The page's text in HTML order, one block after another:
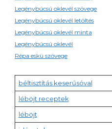
Legénybúcsú oklevél szövege
Legénybúcsú oklevél letöltés
Legénybúcsú oklevél minta
Legénybúcsú oklevél
Répa eskü szövege
béltisztítás keserűsóval
léböjt receptek
léböjt